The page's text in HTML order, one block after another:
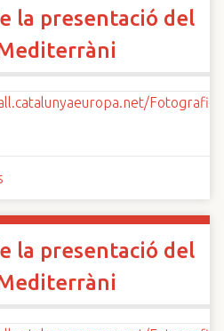
la presentació del
la presentació del